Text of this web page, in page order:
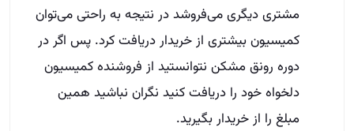
مشتری دیگری می‌فروشد در نتیجه به راحتی می‌توان
کمیسیون بیشتری از خریدار دریافت کرد. پس اگر در
دوره رونق مشکن نتوانستید از فروشنده کمیسیون
دلخواه خود را دریافت کنید نگران نباشید همین
مبلغ را از خریدار بگیرید.